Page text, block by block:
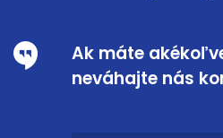
Ak máte
neváhajte nás